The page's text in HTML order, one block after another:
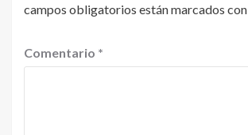
campos obligatorios están marcados con
Comentario *